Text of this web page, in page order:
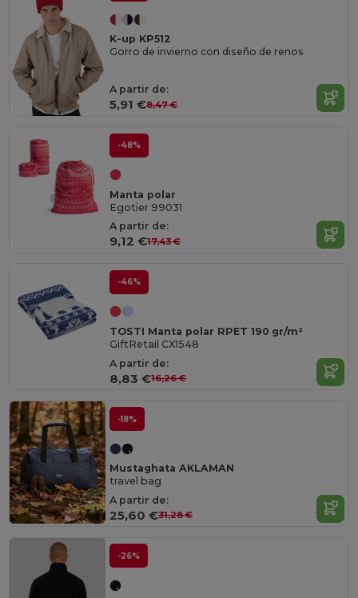
K-up KP512
Gorro de invierno con diseño de renos
A partir de:
5,91 €8,47 €
-48%
Manta polar
Egotier 99031
A partir de:
9,12 €17,43 €
-46%
TOSTI Manta polar RPET 190 gr/m²
GiftRetail CX1548
A partir de:
8,83 €16,26 €
-18%
Mustaghata AKLAMAN
travel bag
A partir de:
25,60 €31,28 €
-26%